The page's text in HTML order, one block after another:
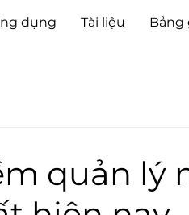
dụng Tài liệu Bảng
quản lý